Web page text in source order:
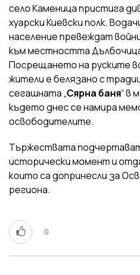
село Каменица пристига
хуарски Киевски полк.
население превеждат
към местността
Посрещането на руските
жители е белязано с
сегашната „Сярна баня“ в
където днес се намира
освободителите.
Тържествата
исторически момент и
които са допринесли за
региона.
0